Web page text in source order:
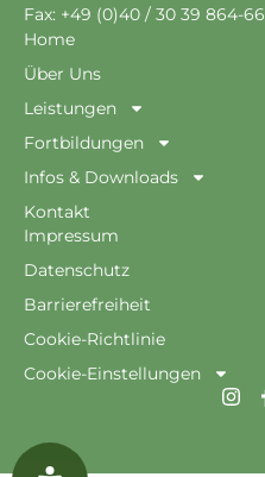
Fax: +49 (0)40 / 30 39 864-66
Home
Über Uns
Leistungen
Fortbildungen
Infos & Downloads
Kontakt
Impressum
Datenschutz
Barrierefreiheit
Cookie-Richtlinie
Cookie-Einstellungen